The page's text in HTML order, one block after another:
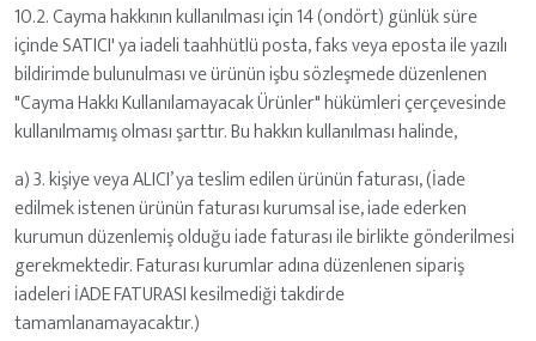
10.2. Cayma hakkının kullanılması için 14 (ondört) günlük süre
içinde SATICI' ya iadeli taahhütlü posta, faks veya eposta ile yazılı
bildirimde bulunulması ve ürünün işbu sözleşmede düzenlenen
"Cayma Hakkı Kullanılamayacak Ürünler" hükümleri çerçevesinde
kullanılmamış olması şarttır. Bu hakkın kullanılması halinde,
a) 3. kişiye veya ALICI’ ya teslim edilen ürünün faturası, (İade
edilmek istenen ürünün faturası kurumsal ise, iade ederken
kurumun düzenlemiş olduğu iade faturası ile birlikte gönderilmesi
gerekmektedir. Faturası kurumlar adına düzenlenen sipariş
iadeleri İADE FATURASI kesilmediği takdirde
tamamlanamayacaktır.)